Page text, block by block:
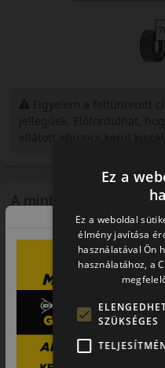
A mintázat
Bemutató videó a
ellátott abroncs kerül
Ez a
Ez a weboldal
élmény javítása
használatával Ön
használatához, a
SZÜKSÉGES